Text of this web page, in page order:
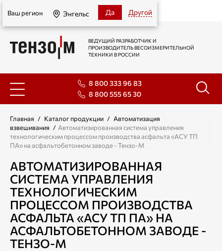
Энгельс
Ваш регион Энгельс Да Другой
ВЕДУЩИЙ РАЗРАБОТЧИК И
ПРОИЗВОДИТЕЛЬ ВЕСОИЗМЕРИТЕЛЬНОЙ
ТЕХНИКИ В РОССИИ
8 800 333 96 83
8 800 555 65 30
Главная / Каталог продукции / Автоматизация
взвешивания / Автоматизированная система управления
технологическим процессом производства асфальта «АСУ ТП
ПА» на асфальтобетонном заводе - Тензо-М
АВТОМАТИЗИРОВАННАЯ
СИСТЕМА УПРАВЛЕНИЯ
ТЕХНОЛОГИЧЕСКИМ
ПРОЦЕССОМ ПРОИЗВОДСТВА
АСФАЛЬТА «АСУ ТП ПА» НА
АСФАЛЬТОБЕТОННОМ ЗАВОДЕ -
ТЕНЗО-М